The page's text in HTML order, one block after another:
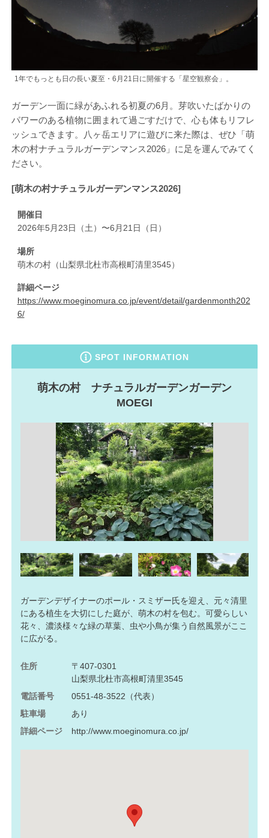
1年でもっとも日の長い夏至・6月21日に開催する「星空観察会」。
ガーデン一面に緑があふれる初夏の6月。芽吹いたばかりの
パワーのある植物に囲まれて過ごすだけで、心も体もリフレ
ッシュできます。八ヶ岳エリアに遊びに来た際は、ぜひ「萌
木の村ナチュラルガーデンマンス2026」に足を運んでみてく
ださい。
[萌木の村ナチュラルガーデンマンス2026]
開催日
2026年5月23日（土）〜6月21日（日）
場所
萌木の村（山梨県北杜市高根町清里3545）
詳細ページ
https://www.moeginomura.co.jp/event/detail/gardenmonth202
6/
SPOT INFORMATION
萌木の村 ナチュラルガーデンガーデン
MOEGI
ガーデンデザイナーのポール・スミザー氏を迎え、元々清里
にある植生を大切にした庭が、萌木の村を包む。可愛らしい
花々、濃淡様々な緑の草葉、虫や小鳥が集う自然風景がここ
に広がる。
住所
〒407-0301
山梨県北杜市高根町清里3545
電話番号
0551-48-3522（代表）
駐車場
あり
詳細ページ
http://www.moeginomura.co.jp/